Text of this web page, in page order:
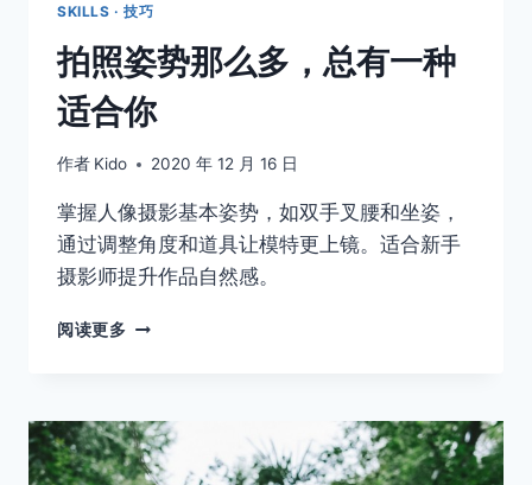
SKILLS · 技巧
拍照姿势那么多，总有一种
适合你
作者 Kido 2020 年 12 月 16 日
掌握人像摄影基本姿势，如双手叉腰和坐姿，
通过调整角度和道具让模特更上镜。适合新手
摄影师提升作品自然感。
阅读更多
那
么
多，